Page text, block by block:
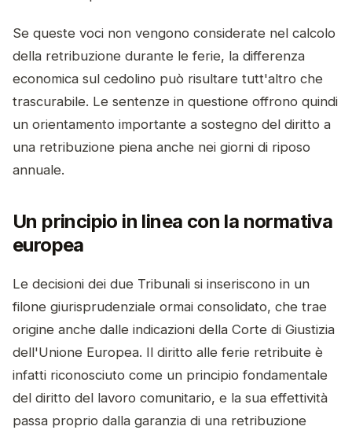
Se queste voci non vengono considerate nel calcolo
della retribuzione durante le ferie, la differenza
economica sul cedolino può risultare tutt'altro che
trascurabile. Le sentenze in questione offrono quindi
un orientamento importante a sostegno del diritto a
una retribuzione piena anche nei giorni di riposo
annuale.
Un principio in linea con la normativa
europea
Le decisioni dei due Tribunali si inseriscono in un
filone giurisprudenziale ormai consolidato, che trae
origine anche dalle indicazioni della Corte di Giustizia
dell'Unione Europea. Il diritto alle ferie retribuite è
infatti riconosciuto come un principio fondamentale
del diritto del lavoro comunitario, e la sua effettività
passa proprio dalla garanzia di una retribuzione